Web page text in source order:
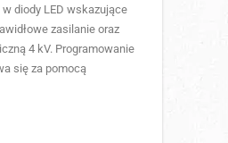
diody LED wskazujące
zasilanie oraz
4 kV. Programowanie
się za pomocą